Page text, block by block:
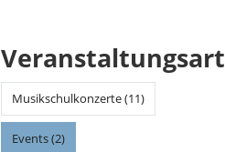
Veranstaltungsart
Musikschulkonzerte (11)
Events (2)